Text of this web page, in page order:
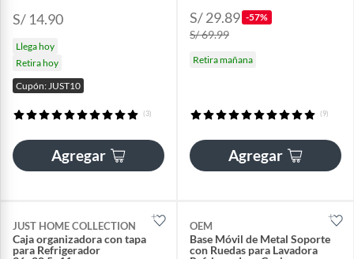
S/ 14.90
Llega hoy
Retira hoy
Cupón: JUST10
(3)
Agregar
S/ 29.89 -57%
S/ 69.99
Retira mañana
(9)
Agregar
JUST HOME COLLECTION
Caja organizadora con tapa
para Refrigerador
OEM
Base Móvil de Metal Soporte
con Ruedas para Lavadora